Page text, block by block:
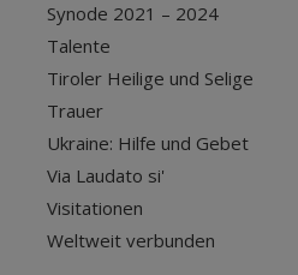
Synode 2021 – 2024
Talente
Tiroler Heilige und Selige
Trauer
Ukraine: Hilfe und Gebet
Via Laudato si'
Visitationen
Weltweit verbunden